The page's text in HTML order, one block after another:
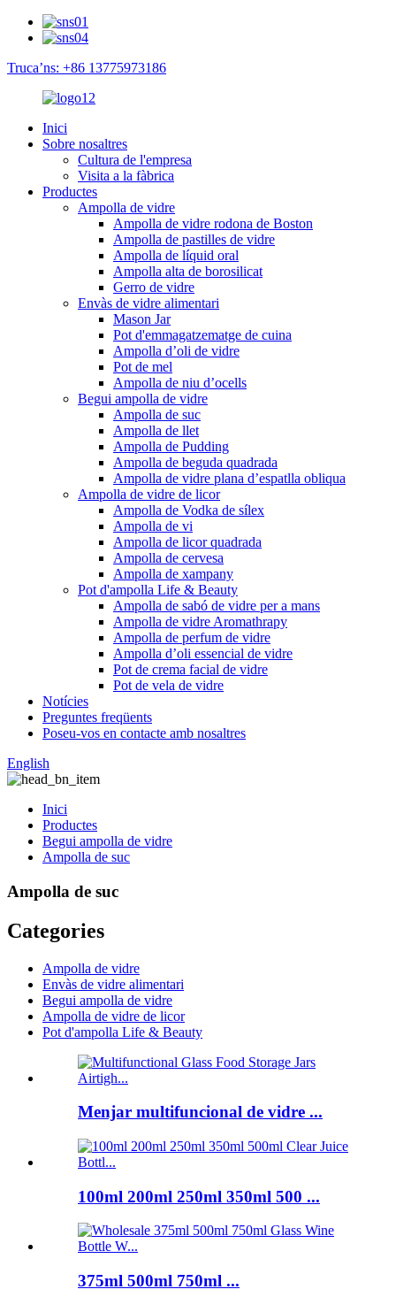
Truca’ns: +86 13775973186
Inici
Sobre nosaltres
Cultura de l'empresa
Visita a la fàbrica
Productes
Ampolla de vidre
Ampolla de vidre rodona de Boston
Ampolla de pastilles de vidre
Ampolla de líquid oral
Ampolla alta de borosilicat
Gerro de vidre
Envàs de vidre alimentari
Mason Jar
Pot d'emmagatzematge de cuina
Ampolla d’oli de vidre
Pot de mel
Ampolla de niu d’ocells
Begui ampolla de vidre
Ampolla de suc
Ampolla de llet
Ampolla de Pudding
Ampolla de beguda quadrada
Ampolla de vidre plana d’espatlla obliqua
Ampolla de vidre de licor
Ampolla de Vodka de sílex
Ampolla de vi
Ampolla de licor quadrada
Ampolla de cervesa
Ampolla de xampany
Pot d'ampolla Life & Beauty
Ampolla de sabó de vidre per a mans
Ampolla de vidre Aromathrapy
Ampolla de perfum de vidre
Ampolla d’oli essencial de vidre
Pot de crema facial de vidre
Pot de vela de vidre
Notícies
Preguntes freqüents
Poseu-vos en contacte amb nosaltres
English
Inici
Productes
Begui ampolla de vidre
Ampolla de suc
Ampolla de suc
Categories
Ampolla de vidre
Envàs de vidre alimentari
Begui ampolla de vidre
Ampolla de vidre de licor
Pot d'ampolla Life & Beauty
Menjar multifuncional de vidre ...
100ml 200ml 250ml 350ml 500 ...
375ml 500ml 750ml ...